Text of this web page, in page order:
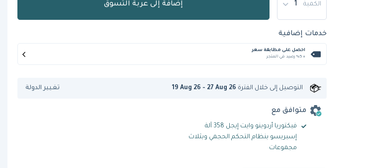
الكمية إضافة إلى عربة التسوق
خدمات إضافية
احصل على مطابقة سعر
+ %5 رصيد في المتجر
التوصيل إلى خلال الفترة 19 Aug 26 - 27 Aug 26 تغيير الدولة
متوافق مع
فيكتوريا أردوينو وايت إيجل 358 آلة
إسبريسو بنظام التحكم الحجمي وبثلاث
مجموعات